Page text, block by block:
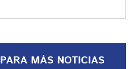
MÁS NOTICIAS